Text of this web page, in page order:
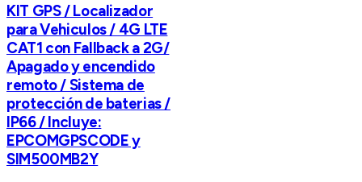
KIT GPS / Localizador
para Vehiculos / 4G LTE
CAT1 con Fallback a 2G/
Apagado y encendido
remoto / Sistema de
protección de baterias /
IP66 / Incluye:
EPCOMGPSCODE y
SIM500MB2Y